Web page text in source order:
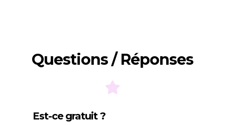
Questions / Réponses
Est-ce gratuit ?